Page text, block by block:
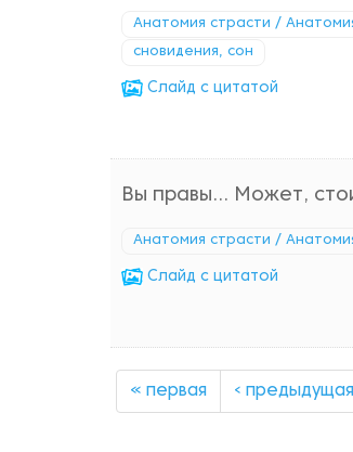
Анатомия страсти /
сновидения, сон
Cлайд с цитатой
Вы правы... Может,
Анатомия страсти /
Cлайд с цитатой
« первая ‹ предыдущая